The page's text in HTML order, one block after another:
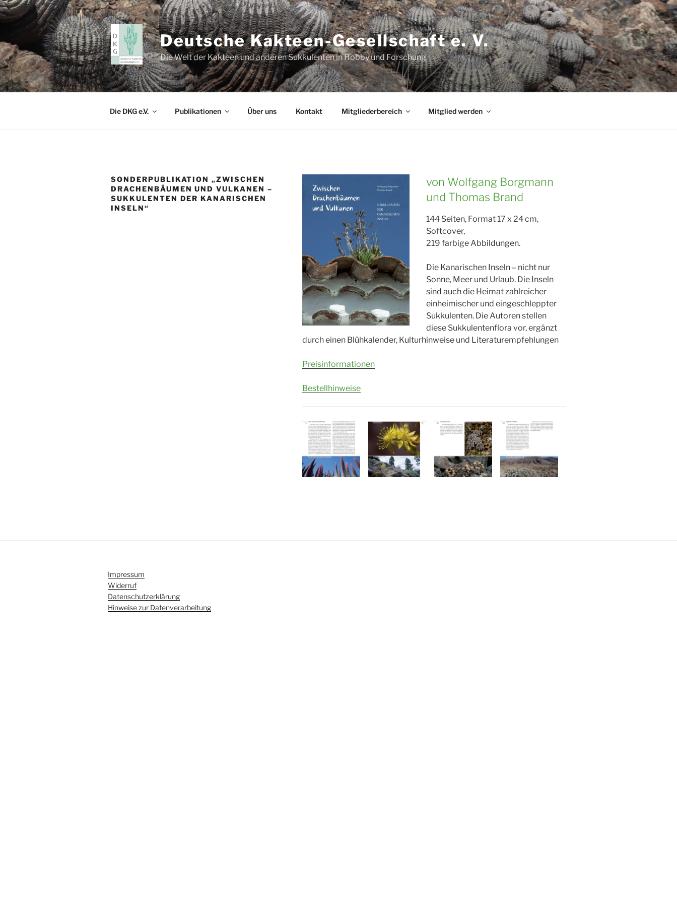
Zum
Inhalt
Deutsche Kakteen-Gesellschaft e. V.
Die Welt der Kakteen und anderen Sukkulenten in Hobby und Forschung
Die DKG e.V. Publikationen Über uns Kontakt Mitgliederbereich Mitglied werden
SONDERPUBLIKATION „ZWISCHEN
DRACHENBÄUMEN UND VULKANEN –
SUKKULENTEN DER KANARISCHEN
INSELN“
von Wolfgang Borgmann
und Thomas Brand
144 Seiten, Format 17 x 24 cm,
Softcover,
219 farbige Abbildungen.
Die Kanarischen Inseln – nicht nur
Sonne, Meer und Urlaub. Die Inseln
sind auch die Heimat zahlreicher
einheimischer und eingeschleppter
Sukkulenten. Die Autoren stellen
diese Sukkulentenflora vor, ergänzt
durch einen Blühkalender, Kulturhinweise und Literaturempfehlungen
Preisinformationen
Bestellhinweise
Impressum
Widerruf
Datenschutzerklärung
Hinweise zur Datenverarbeitung